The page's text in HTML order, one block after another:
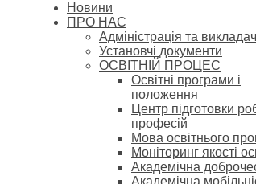
Новини
ПРО НАС
Адміністрація та
Установчі документи
ОСВІТНІЙ ПРОЦЕС
Освітні програми і
положення
Центр підготовки
професій
Мова освітнього
Моніторинг якості
Академічна
Академічна